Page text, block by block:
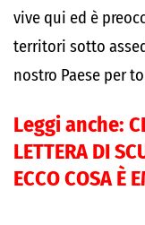
vive qui ed è
territori sotto
nostro Paese per
Leggi anche:
LETTERA DI
ECCO COSA È